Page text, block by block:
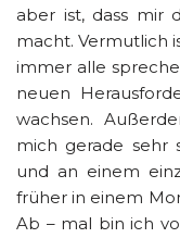
aber ist, dass mir
macht. Vermutlich
immer alle
neuen
wachsen.
mich gerade sehr
und an einem
früher in einem
Ab – mal bin ich